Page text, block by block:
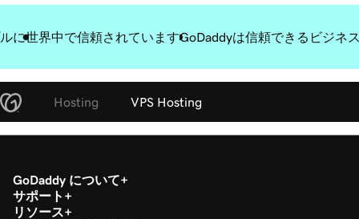
に世界中で信頼されていますGoDaddyは信頼できるビジネ
Hosting VPS Hosting
GoDaddy について
サポート
リソース